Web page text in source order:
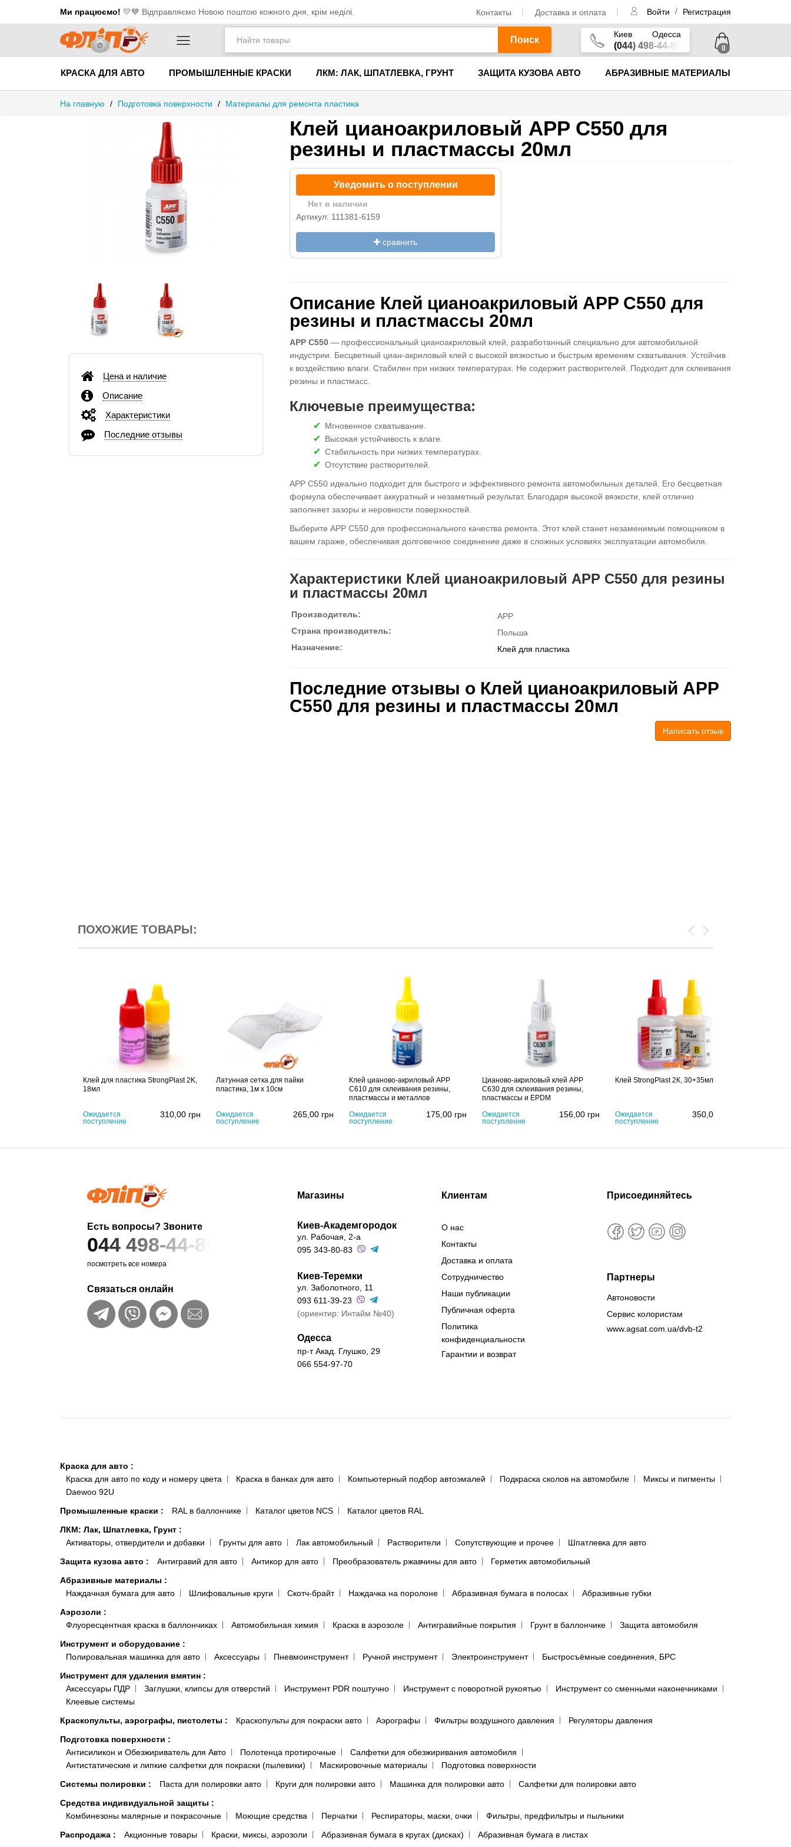
Ми працюємо! 💛​💙 Відправляємо Новою поштою кожного дня, крім неділі. Контакты Доставка и оплата Войти / Регистрация
Поиск
Киев Одесса
(044) 498-44-89 0
КРАСКА ДЛЯ АВТО ПРОМЫШЛЕННЫЕ КРАСКИ ЛКМ: ЛАК, ШПАТЛЕВКА, ГРУНТ ЗАЩИТА КУЗОВА АВТО АБРАЗИВНЫЕ МАТЕРИАЛЫ
На главную / Подготовка поверхности / Материалы для ремонта пластика
Цена и наличие
Описание
Характеристики
Последние отзывы
Клей цианоакриловый APP C550 для
резины и пластмассы 20мл
Уведомить о поступлении
Нет в наличии
Артикул: 111381-6159
сравнить
Описание Клей цианоакриловый APP C550 для
резины и пластмассы 20мл
APP C550 — профессиональный цианоакриловый клей, разработанный специально для автомобильной
индустрии. Бесцветный циан-акриловый клей с высокой вязкостью и быстрым временем схватывания. Устойчив
к воздействию влаги. Стабилен при низких температурах. Не содержит растворителей. Подходит для склеивания
резины и пластмасс.
Ключевые преимущества:
Мгновенное схватывание.
Высокая устойчивость к влаге.
Стабильность при низких температурах.
Отсутствие растворителей.
APP C550 идеально подходит для быстрого и эффективного ремонта автомобильных деталей. Его бесцветная
формула обеспечивает аккуратный и незаметный результат. Благодаря высокой вязкости, клей отлично
заполняет зазоры и неровности поверхностей.
Выберите APP C550 для профессионального качества ремонта. Этот клей станет незаменимым помощником в
вашем гараже, обеспечивая долговечное соединение даже в сложных условиях эксплуатации автомобиля.
Характеристики Клей цианоакриловый APP C550 для резины
и пластмассы 20мл
Производитель:
APP
Страна производитель:
Польша
Назначение:
Клей для пластика
Последние отзывы о Клей цианоакриловый APP
C550 для резины и пластмассы 20мл
Написать отзыв
ПОХОЖИЕ ТОВАРЫ:
Клей для пластика StrongPlast 2K,
18мл
Ожидается
поступление
310,00 грн
Латунная сетка для пайки
пластика, 1м х 10см
Ожидается
поступление
265,00 грн
Клей цианово-акриловый APP
C610 для склеивания резины,
пластмассы и металлов
Ожидается
поступление
175,00 грн
Цианово-акриловый клей APP
C630 для склеивания резины,
пластмассы и EPDM
Ожидается
поступление
156,00 грн
Клей StrongPlast 2К, 30+35мл
Ожидается
поступление
350,00
Есть вопросы? Звоните
044 498-44-89
посмотреть все номера
Связаться онлайн
Магазины
Киев-Академгородок
ул. Рабочая, 2-а
095 343-80-83
Киев-Теремки
ул. Заболотного, 11
093 611-39-23
(ориентир: Интайм №40)
Одесса
пр-т Акад. Глушко, 29
066 554-97-70
Клиентам
О нас
Контакты
Доставка и оплата
Сотрудничество
Наши публикации
Публичная оферта
Политика
конфиденциальности
Гарантии и возврат
Присоединяйтесь
Партнеры
Автоновости
Сервис колористам
www.agsat.com.ua/dvb-t2
Краска для авто :
Краска для авто по коду и номеру цвета
Краска в банках для авто Компьютерный подбор автоэмалей Подкраска сколов на автомобиле
Миксы и пигменты
Daewoo 92U
Промышленные краски : RAL в баллончике Каталог цветов NCS
Каталог цветов RAL
ЛКМ: Лак, Шпатлевка, Грунт :
Активаторы, отвердители и добавки
Грунты для авто Лак автомобильный Растворители Сопутствующие и прочее
Шпатлевка для авто
Защита кузова авто : Антигравий для авто Антикор для авто Преобразователь ржавчины для авто
Герметик автомобильный
Абразивные материалы :
Наждачная бумага для авто
Шлифовальные круги Скотч-брайт Наждачка на поролоне Абразивная бумага в полосах
Абразивные губки
Аэрозоли :
Флуоресцентная краска в баллончиках
Автомобильная химия Краска в аэрозоле Антигравийные покрытия Грунт в баллончике
Защита автомобиля
Инструмент и оборудование :
Полировальная машинка для авто
Аксессуары Пневмоинструмент Ручной инструмент Электроинструмент
Быстросъёмные соединения, БРС
Инструмент для удаления вмятин :
Аксессуары ПДР
Заглушки, клипсы для отверстий Инструмент PDR поштучно Инструмент с поворотной рукоятью
Инструмент со сменными наконечниками
Клеевые системы
Краскопульты, аэрографы, пистолеты : Краскопульты для покраски авто Аэрографы Фильтры воздушного давления
Регуляторы давления
Подготовка поверхности :
Антисиликон и Обезжириватель для Авто
Полотенца протирочные
Салфетки для обезжиривания автомобиля
Антистатические и липкие салфетки для покраски (пылевики)
Маскировочные материалы
Подготовка поверхности
Системы полировки : Паста для полировки авто Круги для полировки авто Машинка для полировки авто
Салфетки для полировки авто
Средства индивидуальной защиты :
Комбинезоны малярные и покрасочные
Моющие средства Перчатки Респираторы, маски, очки
Фильтры, предфильтры и пыльники
Распродажа : Акционные товары Краски, миксы, аэрозоли Абразивная бумага в кругах (дисках) Абразивная бумага в листах